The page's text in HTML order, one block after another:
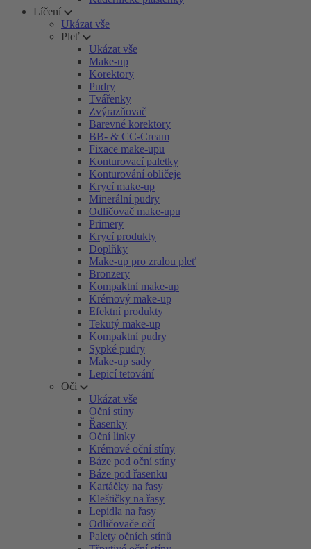
Líčení
Ukázat vše
Pleť
Ukázat vše
Make-up
Korektory
Pudry
Tvářenky
Zvýrazňovač
Barevné korektory
BB- & CC-Cream
Fixace make-upu
Konturovací paletky
Konturování obličeje
Krycí make-up
Minerální pudry
Odličovač make-upu
Primery
Krycí produkty
Doplňky
Make-up pro zralou pleť
Bronzery
Kompaktní make-up
Krémový make-up
Efektní produkty
Tekutý make-up
Kompaktní pudry
Sypké pudry
Make-up sady
Lepicí tetování
Oči
Ukázat vše
Oční stíny
Řasenky
Oční linky
Krémové oční stíny
Báze pod oční stíny
Báze pod řasenku
Kartáčky na řasy
Kleštičky na řasy
Lepidla na řasy
Odličovače očí
Palety očních stínů